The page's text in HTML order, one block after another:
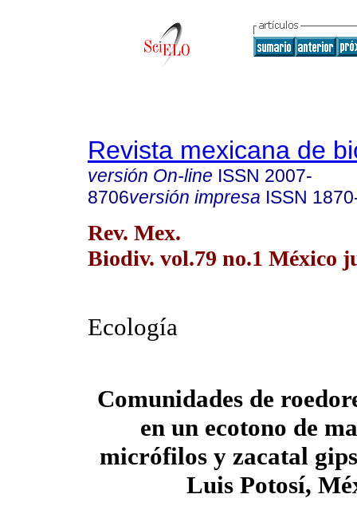
Revista mexicana de
versión On-line ISSN 2007-
8706versión impresa ISSN
Rev. Mex.
Biodiv. vol.79 no.1 México
Ecología
Comunidades de
en un ecotono de
micrófilos y zacatal
Luis Potosí,